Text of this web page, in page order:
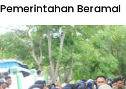
Pemerintahan Beramal